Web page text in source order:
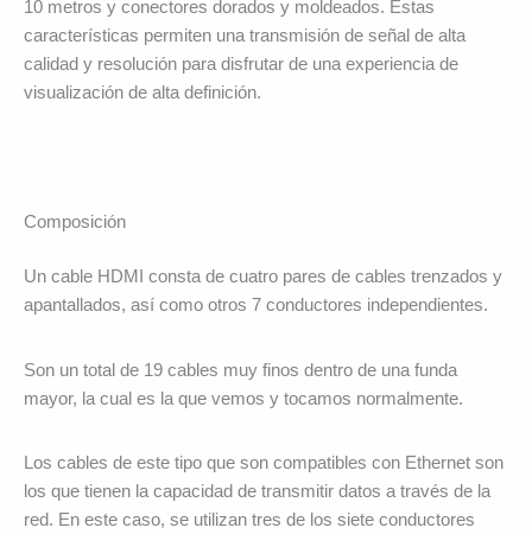
10 metros y conectores dorados y moldeados. Estas
características permiten una transmisión de señal de alta
calidad y resolución para disfrutar de una experiencia de
visualización de alta definición.
Composición
Un cable HDMI consta de cuatro pares de cables trenzados y
apantallados, así como otros 7 conductores independientes.
Son un total de 19 cables muy finos dentro de una funda
mayor, la cual es la que vemos y tocamos normalmente.
Los cables de este tipo que son compatibles con Ethernet son
los que tienen la capacidad de transmitir datos a través de la
red. En este caso, se utilizan tres de los siete conductores